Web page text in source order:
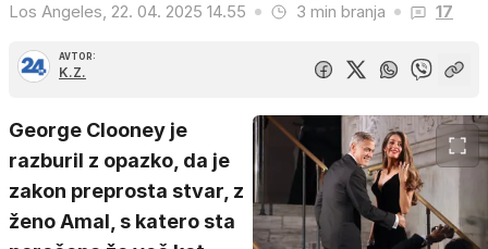
Los Angeles, 22. 04. 2025 14.55 3 min branja 17
AVTOR:
K.Z.
George Clooney je
razburil z opazko, da je
zakon preprosta stvar, z
ženo Amal, s katero sta